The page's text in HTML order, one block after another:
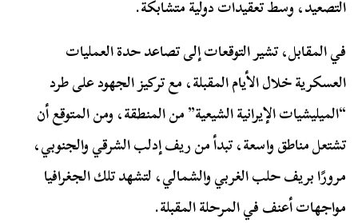
التصعيد، وسط تعقيدات دولية متشابكة.
في المقابل، تشير التوقعات إلى تصاعد حدة العمليات
العسكرية خلال الأيام المقبلة، مع تركيز الجهود على طرد
“الميليشيات الإيرانية الشيعية” من المنطقة، ومن المتوقع أن
تشتعل مناطق واسعة، تبدأ من ريف إدلب الشرقي والجنوبي،
مرورًا بريف حلب الغربي والشمالي، لتشهد تلك الجغرافيا
مواجهات أعنف في المرحلة المقبلة.